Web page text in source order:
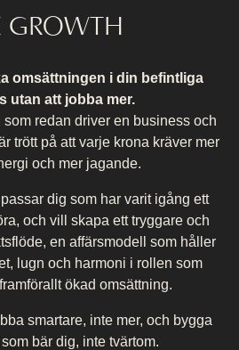
GROWTH
omsättningen i din befintliga
utan att jobba mer.
som redan driver en business och
trött på att varje krona kräver mer
och mer jagande.
dig som har varit igång ett
och vill skapa ett tryggare och
en affärsmodell som håller
lugn och harmoni i rollen som
ökad omsättning.
smartare, inte mer, och bygga
bär dig, inte tvärtom.